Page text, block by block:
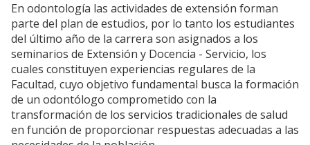
En odontología las actividades de extensión forman
parte del plan de estudios, por lo tanto los estudiantes
del último año de la carrera son asignados a los
seminarios de Extensión y Docencia - Servicio, los
cuales constituyen experiencias regulares de la
Facultad, cuyo objetivo fundamental busca la formación
de un odontólogo comprometido con la
transformación de los servicios tradicionales de salud
en función de proporcionar respuestas adecuadas a las